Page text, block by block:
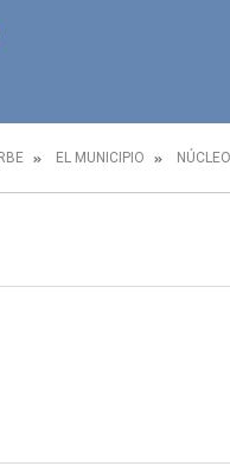
EL MUNICIPIO